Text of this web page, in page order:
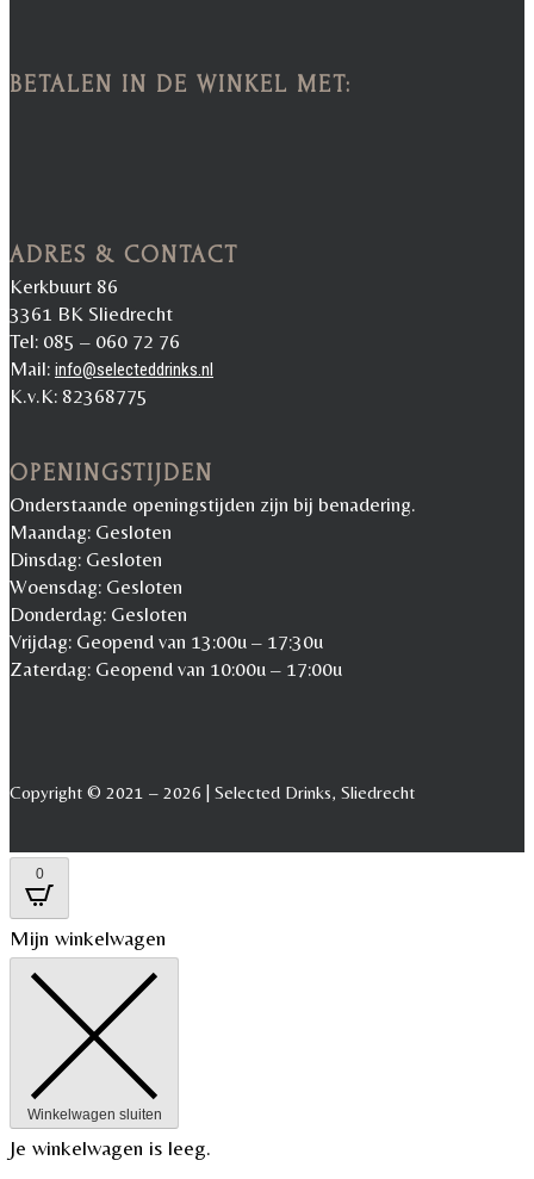
BETALEN IN DE WINKEL MET:
ADRES & CONTACT
Kerkbuurt 86
3361 BK Sliedrecht
Tel: 085 – 060 72 76
Mail: info@selecteddrinks.nl
K.v.K: 82368775
OPENINGSTIJDEN
Onderstaande openingstijden zijn bij benadering.
Maandag: Gesloten
Dinsdag: Gesloten
Woensdag: Gesloten
Donderdag: Gesloten
Vrijdag: Geopend van 13:00u – 17:30u
Zaterdag: Geopend van 10:00u – 17:00u
Copyright © 2021 – 2026 | Selected Drinks, Sliedrecht
0
Mijn winkelwagen
Winkelwagen sluiten
Je winkelwagen is leeg.